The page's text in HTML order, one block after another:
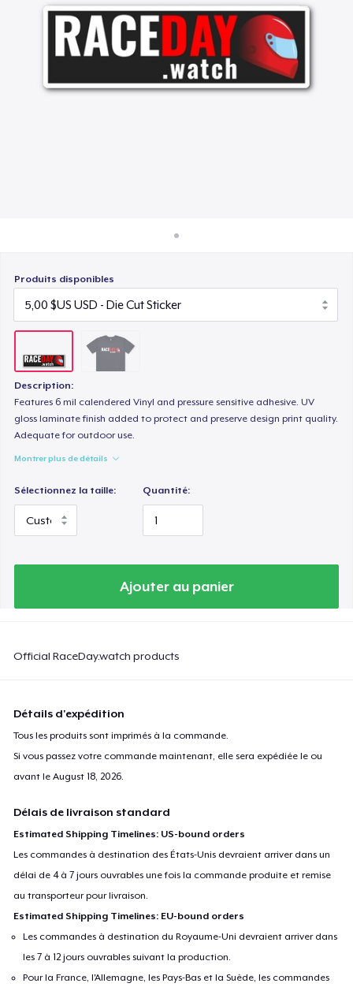
Vendez partout
Vendre n'importe quoi
Produits disponibles
Description:
Features 6 mil calendered Vinyl and pressure sensitive adhesive. UV
gloss laminate finish added to protect and preserve design print quality.
Adequate for outdoor use.
Montrer plus de détails
Sélectionnez la taille: Quantité:
Ajouter au panier
Official RaceDay.watch products
Détails d'expédition
Tous les produits sont imprimés à la commande.
Si vous passez votre commande maintenant, elle sera expédiée le ou
avant leAugust 18, 2026.
Délais de livraison standard
Estimated Shipping Timelines: US-bound orders
Les commandes à destination des États-Unis devraient arriver dans un
délai de 4 à 7 jours ouvrables une fois la commande produite et remise
au transporteur pour livraison.
Estimated Shipping Timelines: EU-bound orders
Les commandes à destination du Royaume-Uni devraient arriver dans
les 7 à 12 jours ouvrables suivant la production.
Pour la France, l'Allemagne, les Pays-Bas et la Suède, les commandes